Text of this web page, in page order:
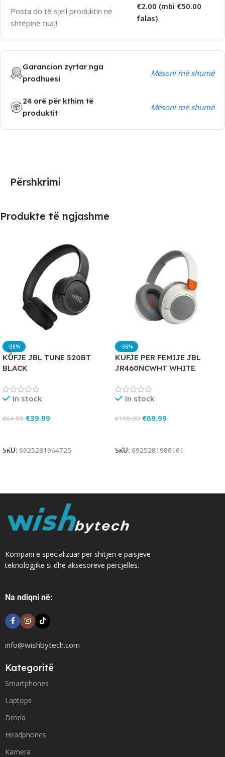
Posta do të sjell produktin në
shtëpinë tuaj!
€2.00 (mbi €50.00
falas)
Garancion zyrtar nga
prodhuesi
Mësoni më shumë
24 orë për kthim të
produktit
Mësoni më shumë
Përshkrimi
Produkte të ngjashme
-38%
KUFJE JBL TUNE 520BT
BLACK
In stock
€64.99 €39.99
SKU: 6925281964725
-36%
KUFJE PER FEMIJE JBL
JR460NCWHT WHITE
In stock
€109.00 €69.99
SKU: 6925281986161
Kompani e specializuar për shitjen e paisjeve
teknologjike si dhe aksesorëve përcjellës.
Na ndiqni në:
info@wishbytech.com
Kategoritë
Smartphones
Laptops
Drona
Headphones
Kamera